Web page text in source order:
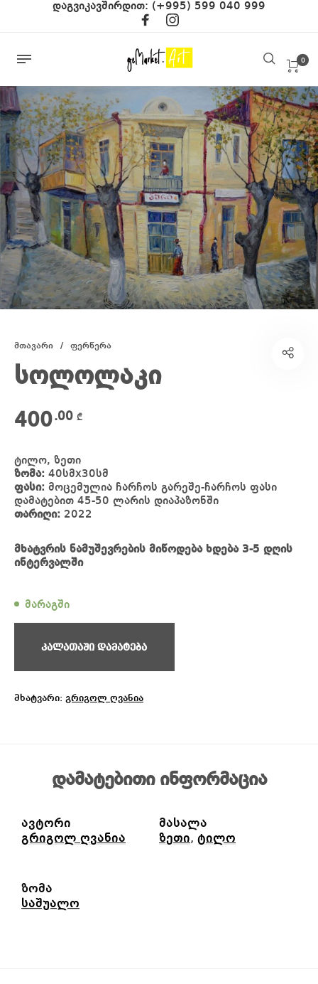
დაგვიკავშირდით: (+995) 599 040 999
0
მთავარი / ფერწერა
სოლოლაკი
400.00 ₾
ტილო, ზეთი
ზომა: 40სმx30სმ
ფასი: მოცემულია ჩარჩოს გარეშე-ჩარჩოს ფასი
დამატებით 45-50 ლარის დიაპაზონში
თარიღი: 2022
მხატვრის ნამუშევრების მიწოდება ხდება 3-5 დღის
ინტერვალში
მარაგში
კალათაში დამატება
მხატვარი: გრიგოლ ღვანია
დამატებითი ინფორმაცია
ავტორი
გრიგოლ ღვანია
მასალა
ზეთი, ტილო
ზომა
საშუალო